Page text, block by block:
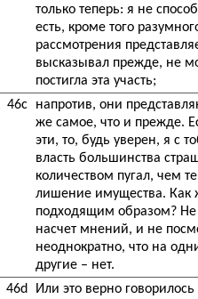
46c
46d
только теперь: я не
есть, кроме того
рассмотрения
высказывал прежде, не
постигла эта участь;
напротив, они
же самое, что и прежде.
эти, то, будь уверен, я с
власть большинства
количеством пугал, чем
лишение имущества. Как
подходящим образом? Не
насчет мнений, и не
неоднократно, что на
другие – нет.
Или это верно